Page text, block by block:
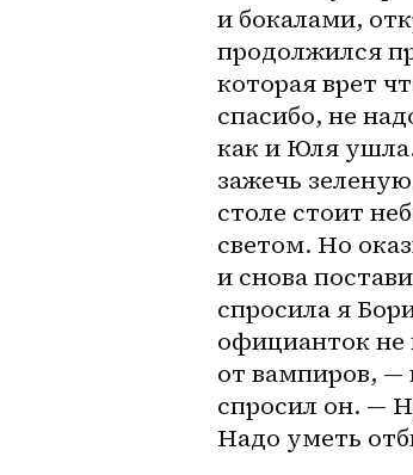
и бокалами,
продолжился
которая врет
спасибо, не
как и Юля
зажечь
столе стоит
светом. Но
и снова
спросила я
официанток не
от вампиров,
спросил он. —
Надо уметь